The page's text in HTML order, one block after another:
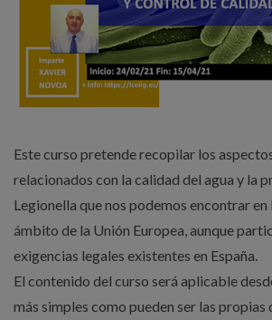
Este curso pretende recopilar los
relacionados con la calidad del agua y la
Legionella que nos podemos encontrar en
ámbito de la Unión Europea, aunque
exigencias legales existentes en España.
El contenido del curso será aplicable
más simples como pueden ser las propias